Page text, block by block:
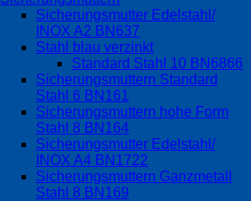
Sicherungsmutter Edelstahl/
INOX A2 BN637
Stahl blau verzinkt
Standard Stahl 10 BN6866
Sicherungsmuttern Standard
Stahl 6 BN161
Sicherungsmuttern hohe Form
Stahl 8 BN164
Sicherungsmutter Edelstahl/
INOX A4 BN1722
Sicherungsmuttern Ganzmetall
Stahl 8 BN169